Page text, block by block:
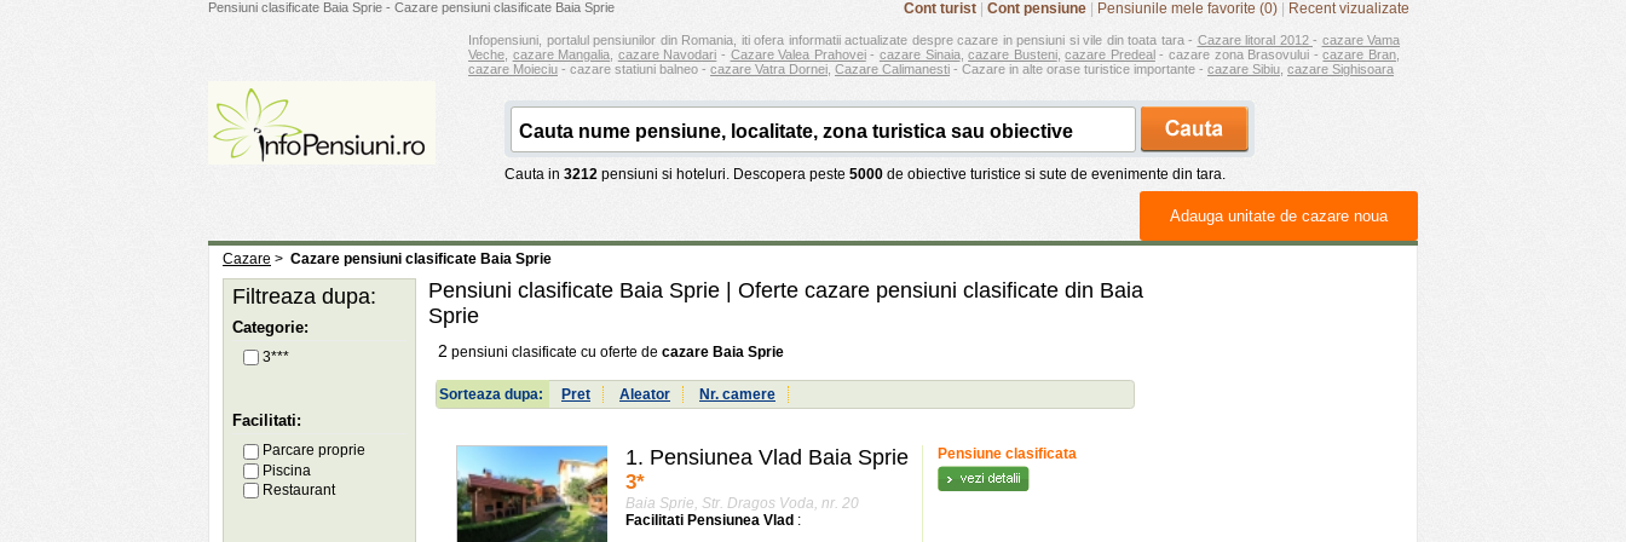
Pensiuni clasificate Baia Sprie - Cazare pensiuni clasificate Baia Sprie Cont turist Cont pensiune Pensiunile mele favorite (0) Recent vizualizate
Infopensiuni, portalul pensiunilor din Romania, iti ofera informatii actualizate despre cazare in pensiuni si vile din toata tara - Cazare litoral 2012 - cazare Vama
Veche cazare Mangalia cazare Navodari - Cazare Valea Prahovei- cazare Sinaia,cazare Busteni,cazare Predeal- cazare zona Brasovului -cazare Bran
cazare Moieciu - cazare statiuni balneo - cazare Vatra Dornei Cazare Calimanesti - Cazare in alte orase turistice importante - cazare Sibiu cazare Sighisoara
Cauta in 3212 pensiuni si hoteluri. Descopera peste 5000 de obiective turistice si sute de evenimente din tara.
Adauga unitate de cazare noua
Cazare > Cazare pensiuni clasificate Baia Sprie
Pensiuni clasificate Baia Sprie | Oferte cazare pensiuni clasificate din Baia
Sprie
2 pensiuni clasificate cu oferte de cazare Baia Sprie
Sorteaza dupa: Pret Aleator Nr. camere
1. Pensiunea Vlad Baia Sprie
3*
Baia Sprie, Str. Dragos Voda, nr. 20
Facilitati Pensiunea Vlad :
Pensiune clasificata
Filtreaza dupa:
Categorie:
3***
Facilitati:
Parcare proprie
Piscina
Restaurant